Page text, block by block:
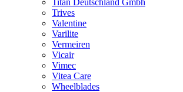
Titan Deutschland Gmbh
Trives
Valentine
Varilite
Vermeiren
Vicair
Vimec
Vitea Care
Wheelblades